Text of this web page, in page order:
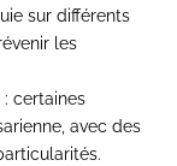
sur différents
les
: certaines
avec des